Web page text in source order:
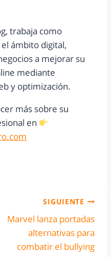
trabaja como
ámbito digital,
a mejorar su
mediante
y optimización.
más sobre su
en
SIGUIENTE
Marvel lanza portadas
alternativas para
combatir el bullying